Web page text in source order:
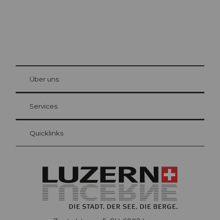
Gästekarte Luzern
Ihre Vorteile als Übernachtungsgast
at Bre
Über uns
Services
Quicklinks